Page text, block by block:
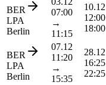
BER
LPA
Berlin
07:00
→
11:15
10.12
12:00
18:00
BER
LPA
Berlin
07.12
11:20
→
15:35
28.12
16:25
22:25